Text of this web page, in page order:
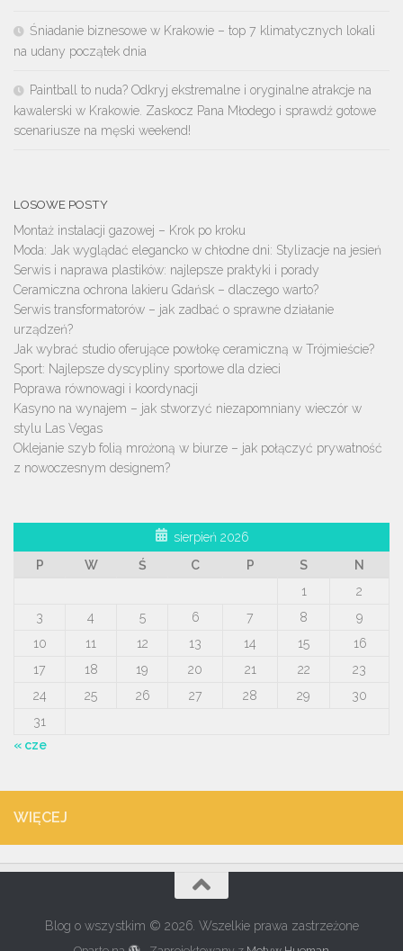
Śniadanie biznesowe w Krakowie – top 7 klimatycznych lokali
na udany początek dnia
Paintball to nuda? Odkryj ekstremalne i oryginalne atrakcje na
kawalerski w Krakowie. Zaskocz Pana Młodego i sprawdź gotowe
scenariusze na męski weekend!
LOSOWE POSTY
Montaż instalacji gazowej – Krok po kroku
Moda: Jak wyglądać elegancko w chłodne dni: Stylizacje na jesień
Serwis i naprawa plastików: najlepsze praktyki i porady
Ceramiczna ochrona lakieru Gdańsk – dlaczego warto?
Serwis transformatorów – jak zadbać o sprawne działanie
urządzeń?
Jak wybrać studio oferujące powłokę ceramiczną w Trójmieście?
Sport: Najlepsze dyscypliny sportowe dla dzieci
Poprawa równowagi i koordynacji
Kasyno na wynajem – jak stworzyć niezapomniany wieczór w
stylu Las Vegas
Oklejanie szyb folią mrożoną w biurze – jak połączyć prywatność
z nowoczesnym designem?
sierpień 2026
P
W Ś C P S
N
1
2
3
4 5 6 7 8
9
10
11 12 13 14 15
16
17
18 19 20 21 22
23
24
25 26 27 28 29
30
31
« cze
WIĘCEJ
Blog o wszystkim © 2026. Wszelkie prawa zastrzeżone